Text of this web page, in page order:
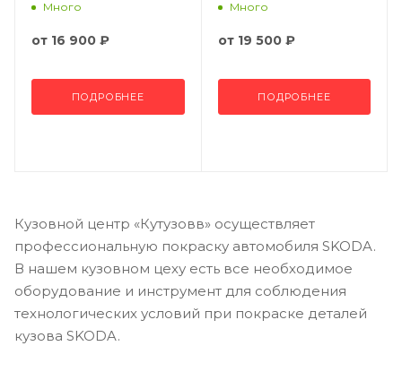
Много
от 16 900 ₽
ПОДРОБНЕЕ
Много
от 19 500 ₽
ПОДРОБНЕЕ
Кузовной центр «Кутузовв» осуществляет
профессиональную покраску автомобиля SKODA.
В нашем кузовном цеху есть все необходимое
оборудование и инструмент для соблюдения
технологических условий при покраске деталей
кузова SKODA.